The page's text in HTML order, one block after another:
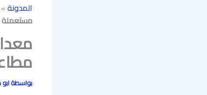
المدونة»
مستعملة
بواسطة